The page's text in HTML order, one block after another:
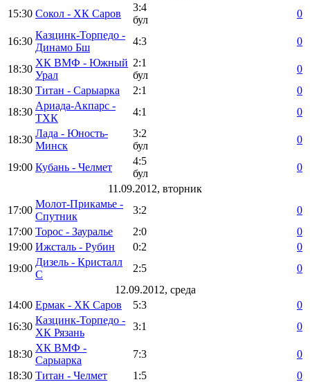
15:30 Сокол - ХК Саров
3:4
бул
0
16:30
Казцинк-Торпедо -
Динамо Бш
4:3 0
18:30
ХК ВМФ - Южный
Урал
2:1
бул
0
18:30 Титан - Сарыарка 2:1
0
18:30
Ариада-Акпарс -
ТХК
4:1 0
18:30
Лада - Юность-
Минск
3:2
бул
0
19:00 Кубань - Челмет
4:5
бул
0
11.09.2012, вторник
17:00
Молот-Прикамье -
Спутник
3:2
0
17:00 Торос - Зауралье 2:0
0
19:00 Ижсталь - Рубин 0:2
0
19:00
Дизель - Кристалл
С
2:5
0
12.09.2012, среда
14:00 Ермак - ХК Саров 5:3
0
16:30
Казцинк-Торпедо -
ХК Рязань
3:1 0
18:30
ХК ВМФ -
Сарыарка
7:3
0
18:30 Титан - Челмет 1:5
0